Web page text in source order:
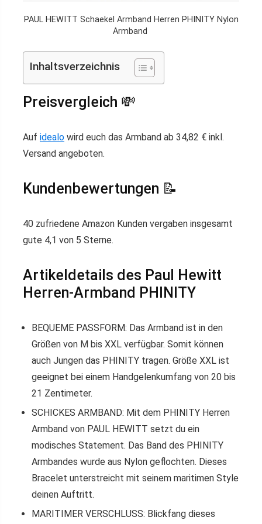
PAUL HEWITT Schaekel Armband Herren PHINITY Nylon
Armband
Inhaltsverzeichnis
Preisvergleich 💸
Auf idealo wird euch das Armband ab 34,82 € inkl.
Versand angeboten.
Kundenbewertungen 📝
40 zufriedene Amazon Kunden vergaben insgesamt
gute 4,1 von 5 Sterne.
Artikeldetails des Paul Hewitt
Herren-Armband PHINITY
BEQUEME PASSFORM: Das Armband ist in den
Größen von M bis XXL verfügbar. Somit können
auch Jungen das PHINITY tragen. Größe XXL ist
geeignet bei einem Handgelenkumfang von 20 bis
21 Zentimeter.
SCHICKES ARMBAND: Mit dem PHINITY Herren
Armband von PAUL HEWITT setzt du ein
modisches Statement. Das Band des PHINITY
Armbandes wurde aus Nylon geflochten. Dieses
Bracelet unterstreicht mit seinem maritimen Style
deinen Auftritt.
MARITIMER VERSCHLUSS: Blickfang dieses